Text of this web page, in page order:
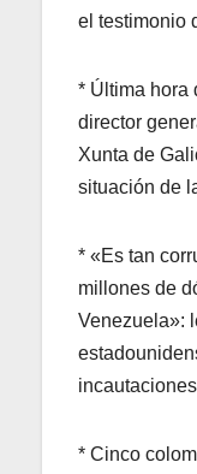
el testimonio
* Última hora
director
Xunta de
situación de
* «Es tan
millones de
Venezuela»:
* Cinco